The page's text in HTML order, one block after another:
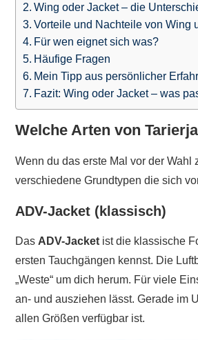
Wing oder Jacket – die
Vorteile und Nachteile von Wing
Für wen eignet sich was?
Häufige Fragen
Mein Tipp aus persönlicher
Fazit: Wing oder Jacket – was
Welche Arten von
Wenn du das erste Mal vor der
verschiedene Grundtypen die sich
ADV-Jacket (klassisch)
Das ADV-Jacket ist die klassische
ersten Tauchgängen kennst. Die
„Weste“ um dich herum. Für viele
an- und ausziehen lässt. Gerade im
allen Größen verfügbar ist.